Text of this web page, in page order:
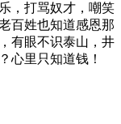
，打骂奴才，嘲笑
百姓也知道感恩那
有眼不识泰山，井
心里只知道钱！